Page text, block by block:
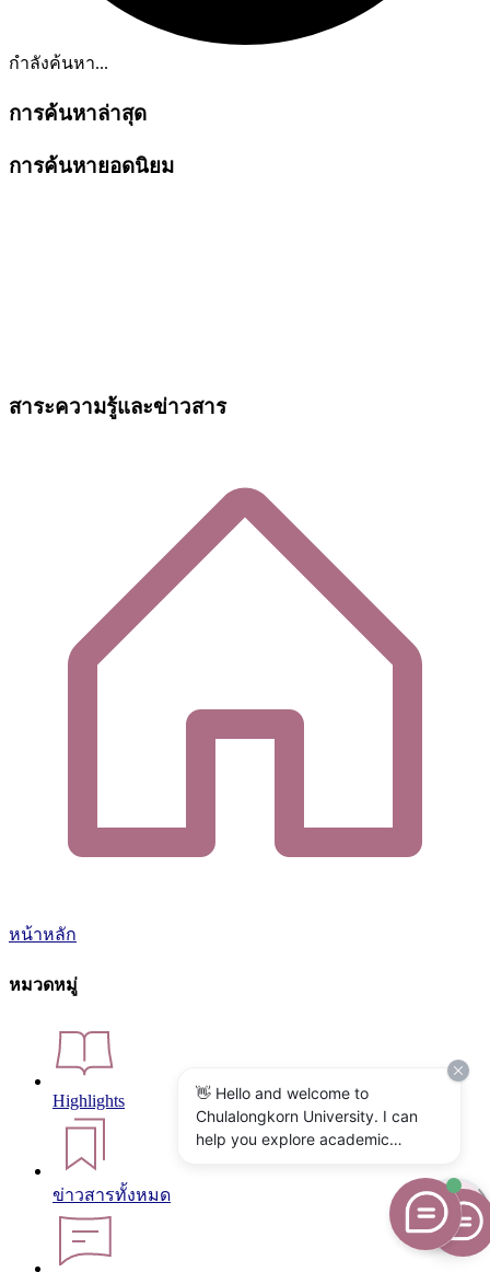
กำลังค้นหา...
การค้นหาล่าสุด
การค้นหายอดนิยม
สาระความรู้และข่าวสาร
หน้าหลัก
หมวดหมู่
Highlights
ข่าวสารทั้งหมด
👋 Hello and welcome to
Chulalongkorn University. I can
help you explore academic